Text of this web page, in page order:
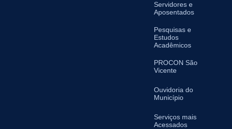
Servidores e
Aposentados
Pesquisas e
Estudos
Acadêmicos
PROCON São
Vicente
Ouvidoria do
Município
Serviços mais
Acessados